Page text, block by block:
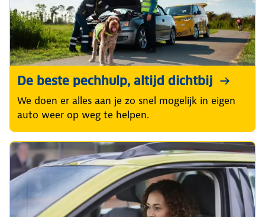
De beste pechhulp, altijd dichtbij
We doen er alles aan je zo snel mogelijk in eigen
auto weer op weg te helpen.